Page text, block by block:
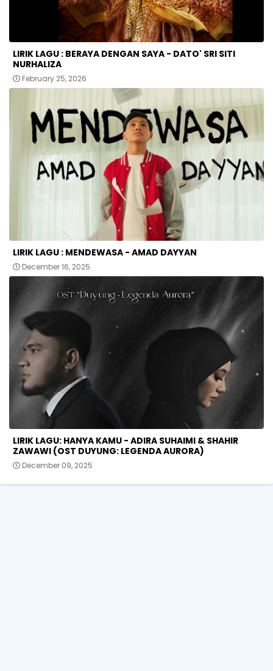
LIRIK LAGU : BERAYA DENGAN SAYA - DATO' SRI SITI
NURHALIZA
February 25, 2026
LIRIK LAGU : MENDEWASA - AMAD DAYYAN
December 16, 2025
LIRIK LAGU: HANYA KAMU - ADIRA SUHAIMI & SHAHIR
ZAWAWI (OST DUYUNG: LEGENDA AURORA)
December 09, 2025